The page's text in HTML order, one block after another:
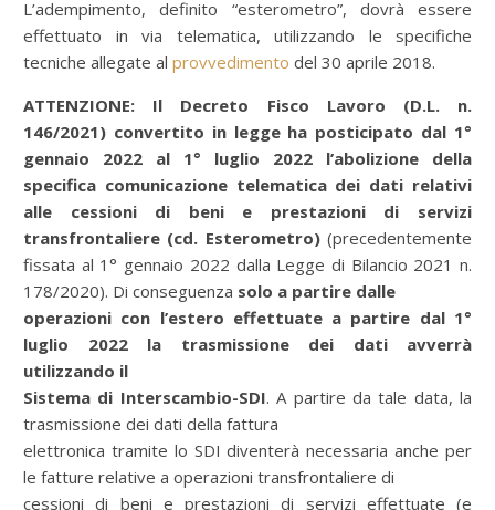
L’adempimento, definito “esterometro”, dovrà essere
effettuato in via telematica, utilizzando le specifiche
tecniche allegate al provvedimento del 30 aprile 2018.
ATTENZIONE: Il Decreto Fisco Lavoro (D.L. n.
146/2021) convertito in legge ha posticipato dal 1°
gennaio 2022 al 1° luglio 2022 l’abolizione della
specifica comunicazione telematica dei dati relativi
alle cessioni di beni e prestazioni di servizi
transfrontaliere (cd. Esterometro) (precedentemente
fissata al 1° gennaio 2022 dalla Legge di Bilancio 2021 n.
178/2020). Di conseguenza solo a partire dalle
operazioni con l’estero effettuate a partire dal 1°
luglio 2022la trasmissione dei dati avverrà
utilizzando il
Sistema di Interscambio-SDI. A partire da tale data, la
trasmissione dei dati della fattura
elettronica tramite lo SDI diventerà necessaria anche per
le fatture relative a operazioni transfrontaliere di
cessioni di beni e prestazioni di servizi effettuate (e